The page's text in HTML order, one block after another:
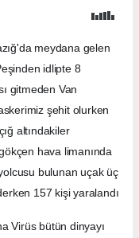
meydana gelen
idlipte 8
gitmeden Van
şehit olurken
altındakiler
hava limanında
bulunan uçak üç
157 kişi yaralandı
Virüs bütün dinyayı